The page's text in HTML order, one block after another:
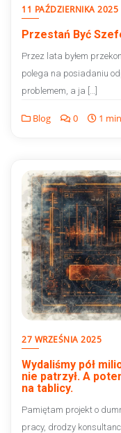
11 PAŹDZIERNIKA 2025
Przestań Być
Przez lata byłem
polega na posiadaniu
problemem, a ja […]
Blog 0 1
27 WRZEŚNIA 2025
Wydaliśmy pół
nie patrzył. A
na tablicy.
Pamiętam projekt o
pracy, drodzy